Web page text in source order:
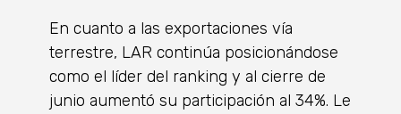
En cuanto a las exportaciones vía
terrestre, LAR continúa posicionándose
como el líder del ranking y al cierre de
junio aumentó su participación al 34%. Le